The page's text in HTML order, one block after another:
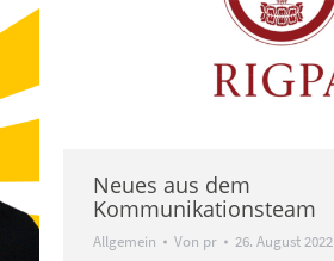
Neues aus dem
Kommunikationsteam
Allgemein Von pr 26. August 2022